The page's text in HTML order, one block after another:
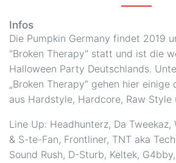
Infos
Die Pumpkin Germany findet 2019
"Broken Therapy" statt und ist die
Halloween Party Deutschlands.
„Broken Therapy“ gehen hier
aus Hardstyle, Hardcore, Raw
Line Up: Headhunterz, Da
& S-te-Fan, Frontliner, TNT aka
Sound Rush, D-Sturb, Keltek,